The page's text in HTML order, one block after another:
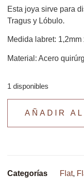
Esta joya sirve para
Tragus y Lóbulo.
Medida labret: 1,2mm
Material: Acero
1 disponibles
AÑADIR
Categorías Flat,